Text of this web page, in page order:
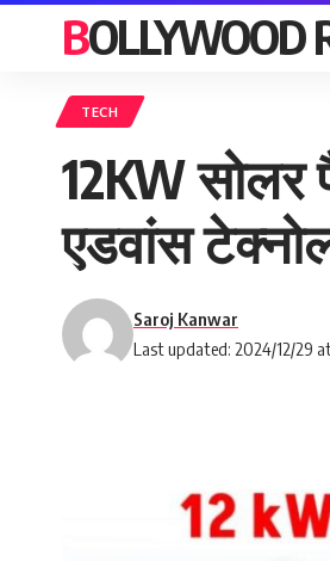
TECH
12KW
एडवांस
Last updated: 2024/12/29
Saroj Kanwar